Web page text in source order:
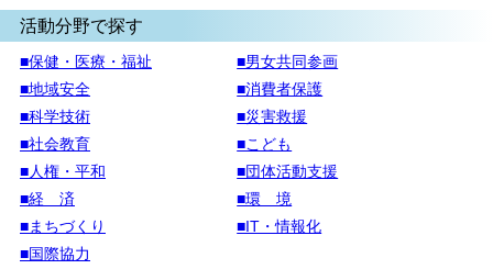
活動分野で探す
■保健・医療・福祉
■地域安全
■科学技術
■社会教育
■人権・平和
■経 済
■まちづくり
■国際協力
■男女共同参画
■消費者保護
■災害救援
■こども
■団体活動支援
■環 境
■IT・情報化